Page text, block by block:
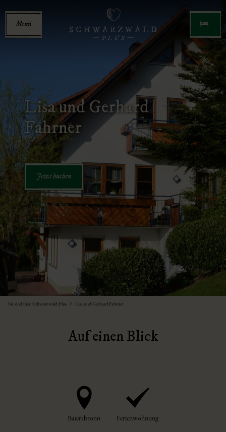
Menü
Lisa und Gerhard
Fahrner
Jetzt buchen
Sie sind hier: Schwarzwald Plus Lisa und Gerhard Fahrner
Auf einen Blick
Baiersbronn Ferienwohnung